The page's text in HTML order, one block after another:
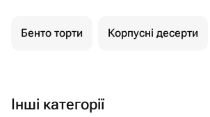
Бенто торти Корпусні десерти
Інші категорії